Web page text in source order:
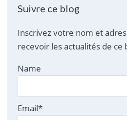
Suivre ce blog
Inscrivez votre nom et
recevoir les actualités de ce
Name
Email*